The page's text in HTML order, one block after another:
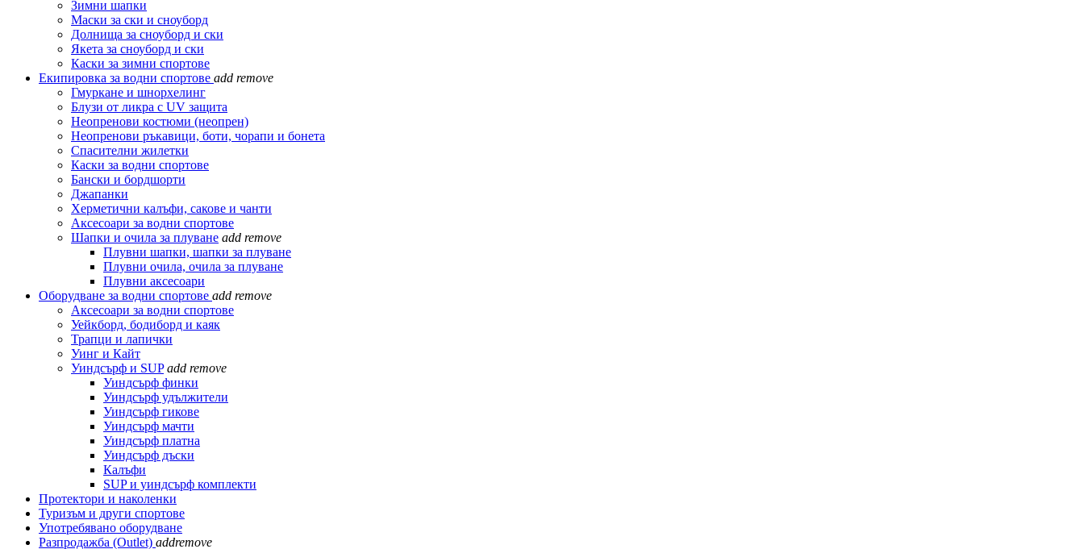
Зимни шапки
Маски за ски и сноуборд
Долнища за сноуборд и ски
Якета за сноуборд и ски
Каски за зимни спортове
Екипировка за водни спортове add remove
Гмуркане и шнорхелинг
Блузи от ликра с UV защита
Неопренови костюми (неопрен)
Неопренови ръкавици, боти, чорапи и бонета
Спасителни жилетки
Каски за водни спортове
Бански и бордшорти
Джапанки
Херметични калъфи, сакове и чанти
Аксесоари за водни спортове
Шапки и очила за плуване add remove
Плувни шапки, шапки за плуване
Плувни очила, очила за плуване
Плувни аксесоари
Оборудване за водни спортове add remove
Аксесоари за водни спортове
Уейкборд, бодиборд и каяк
Трапци и лапички
Уинг и Кайт
Уиндсърф и SUP add remove
Уиндсърф финки
Уиндсърф удължители
Уиндсърф гикове
Уиндсърф мачти
Уиндсърф платна
Уиндсърф дъски
Калъфи
SUP и уиндсърф комплекти
Протектори и наколенки
Туризъм и други спортове
Употребявано оборудване
Разпродажба (Outlet) addremove